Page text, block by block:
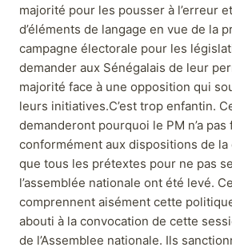
majorité pour les pousser à l’erreur
d’éléments de langage en vue de la
campagne électorale pour les
demander aux Sénégalais de leur
majorité face à une opposition qui
leurs initiatives.C’est trop enfantin.
demanderont pourquoi le PM n’a pas
conformément aux dispositions de
que tous les prétextes pour ne pas
l’assemblée nationale ont été levé.
comprennent aisément cette
abouti à la convocation de cette
de l’Assemblee nationale. Ils